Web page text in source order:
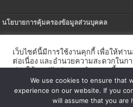
นโยบายการคุ้มครองข้อมูลส่วนบุคคล
นโยบายการใช้คกกี้
นโยบายความปลอดภัยของข้อมูลสารสนเทศ
เว็บไซต์นี้มีการใช้งานคุกกี้ เพื่อให้ท่า
ต่อเนื่อง และอำนวยความสะดวกในก
ช่วยให้เราปรับปรุงการนำเสนอเนื้อห
ของท่าน โดยสามารถศึกษารายละเอี
คุกกี้
We use cookies to ensure that
experience on our website. If you
will assume that you are